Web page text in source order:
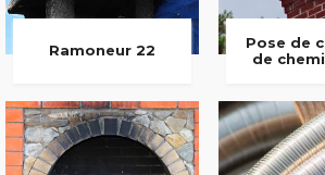
Ramoneur 22
Pose de
de